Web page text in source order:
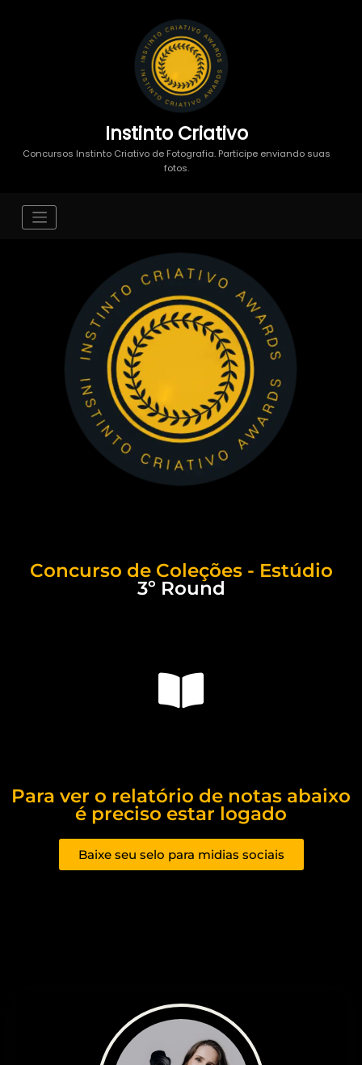
Instinto Criativo
Concursos Instinto Criativo de Fotografia. Participe enviando suas
fotos.
Concurso de Coleções - Estúdio
3º Round
Para ver o relatório de notas abaixo
é preciso estar logado
Baixe seu selo para midias sociais